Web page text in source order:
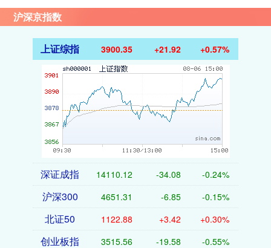
沪深京指数
上证综指 3900.35 +21.92 +0.57%
深证成指 14110.12 -34.08 -0.24%
沪深300 4651.31 -6.85 -0.15%
北证50 1122.88 +3.42 +0.30%
创业板指 3515.56 -19.58 -0.55%